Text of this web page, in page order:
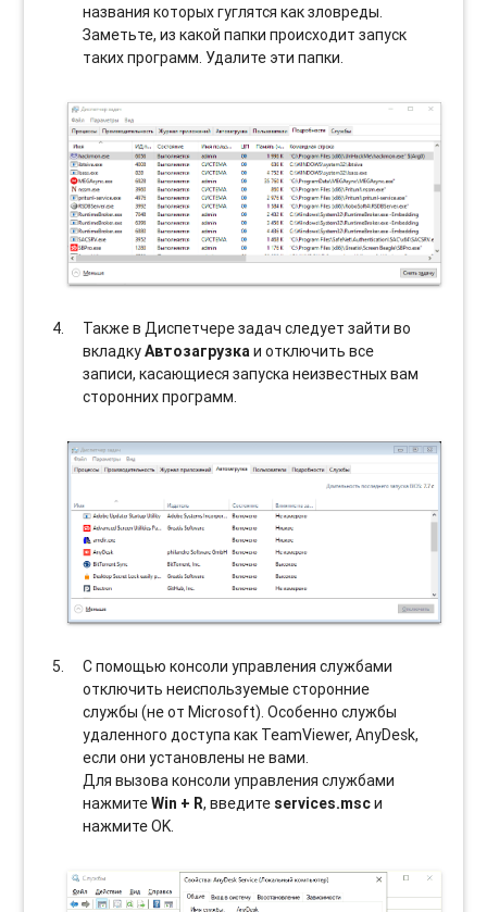
названия которых гуглятся как зловреды.
Заметьте, из какой папки происходит запуск
таких программ. Удалите эти папки.
Также в Диспетчере задач следует зайти во
вкладкуАвтозагрузкаи отключить все
записи, касающиеся запуска неизвестных вам
сторонних программ.
С помощью консоли управления службами
отключить неиспользуемые сторонние
службы (не от Microsoft). Особенно службы
удаленного доступа как TeamViewer, AnyDesk,
если они установлены не вами.
Для вызова консоли управления службами
нажмитеWin + R, введите services.mscи
нажмите OK.